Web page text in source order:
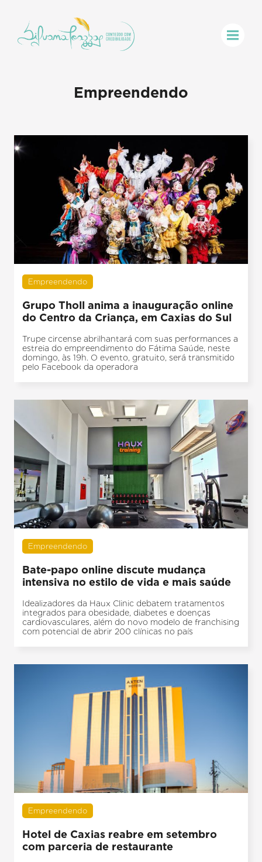
Empreendendo
Empreendendo
Grupo Tholl anima a inauguração online
do Centro da Criança, em Caxias do Sul
Trupe circense abrilhantará com suas performances a
estreia do empreendimento do Fátima Saúde, neste
domingo, às 19h. O evento, gratuito, será transmitido
pelo Facebook da operadora
Empreendendo
Bate-papo online discute mudança
intensiva no estilo de vida e mais saúde
Idealizadores da Haux Clinic debatem tratamentos
integrados para obesidade, diabetes e doenças
cardiovasculares, além do novo modelo de franchising
com potencial de abrir 200 clínicas no país
Empreendendo
Hotel de Caxias reabre em setembro
com parceria de restaurante